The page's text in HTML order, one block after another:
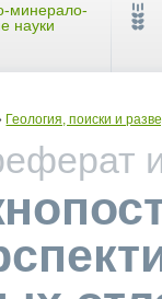
Геология, поиски и
минерало-
науки